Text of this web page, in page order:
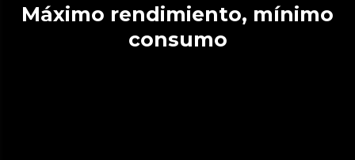
Máximo rendimiento, mínimo
consumo